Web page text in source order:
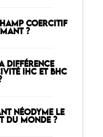
COERCITIF
?
DIFFÉRENCE
IHC ET BHC
NÉODYME LE
DU MONDE ?